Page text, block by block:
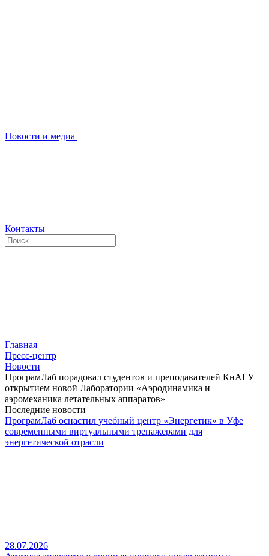
Новости и медиа
Контакты
Главная
Пресс-центр
Новости
ПрограмЛаб порадовал студентов и преподавателей КнАГУ
открытием новой Лаборатории «Аэродинамика и
аэромеханика летательных аппаратов»
Последние новости
ПрограмЛаб оснастил учебный центр «Энергетик» в Уфе
современными виртуальными тренажерами для
энергетической отрасли
28.07.2026